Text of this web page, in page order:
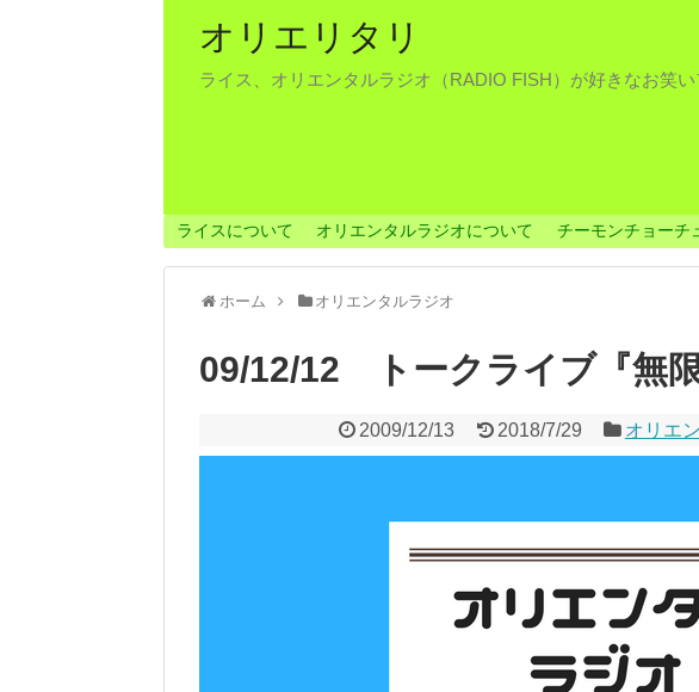
オリエリタリ
ライス、オリエンタルラジオ（RADIO FISH）が好きなお笑
ライスについて オリエンタルラジオについて チーモンチョーチ
ホーム オリエンタルラジオ
09/12/12 トークライブ『無
2009/12/13 2018/7/29 オリエ